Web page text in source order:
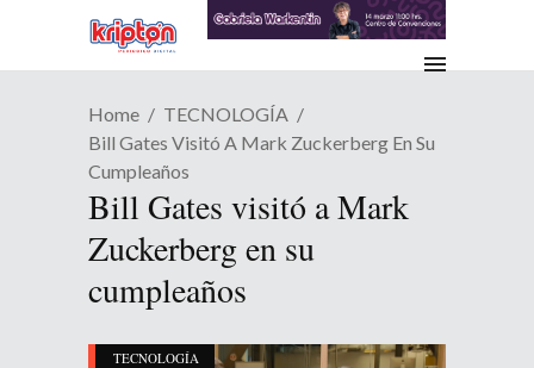
Home
TECNOLOGÍA
Bill Gates Visitó A Mark Zuckerberg En Su
Cumpleaños
Bill Gates visitó a Mark
Zuckerberg en su
cumpleaños
TECNOLOGÍA